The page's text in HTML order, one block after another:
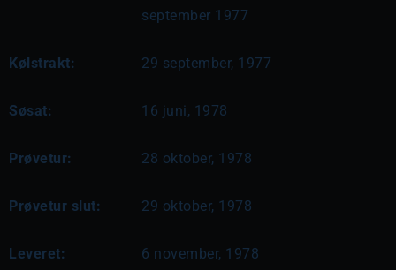
september 1977
Kølstrakt: 29 september, 1977
Søsat: 16 juni, 1978
Prøvetur: 28 oktober, 1978
Prøvetur slut: 29 oktober, 1978
Leveret: 6 november, 1978